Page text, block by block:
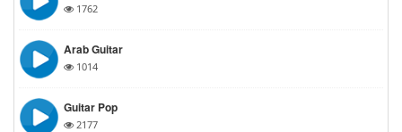
1762
Arab Guitar
1014
Guitar Pop
2177